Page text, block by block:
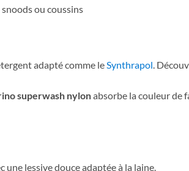
ou coussins
adapté comme leSynthrapol.
superwash nylonabsorbe la couleur de
une lessive douce adaptée à la laine.